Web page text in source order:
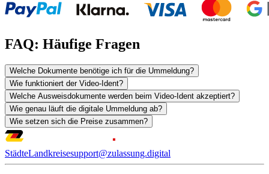
FAQ: Häufige Fragen
Welche Dokumente benötige ich für die Ummeldung?
Wie funktioniert der Video-Ident?
Welche Ausweisdokumente werden beim Video-Ident akzeptiert?
Wie genau läuft die digitale Ummeldung ab?
Wie setzen sich die Preise zusammen?
StädteLandkreisesupport@zulassung.digital